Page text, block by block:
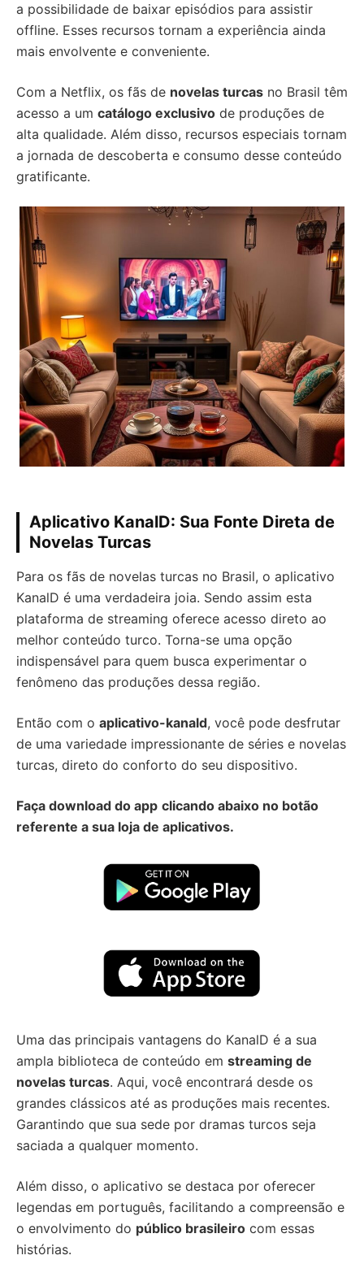
a possibilidade de baixar episódios para assistir
offline. Esses recursos tornam a experiência ainda
mais envolvente e conveniente.
Com a Netflix, os fãs de novelas turcas no Brasil têm
acesso a um catálogo exclusivo de produções de
alta qualidade. Além disso, recursos especiais tornam
a jornada de descoberta e consumo desse conteúdo
gratificante.
Aplicativo KanalD: Sua Fonte Direta de
Novelas Turcas
Para os fãs de novelas turcas no Brasil, o aplicativo
KanalD é uma verdadeira joia. Sendo assim esta
plataforma de streaming oferece acesso direto ao
melhor conteúdo turco. Torna-se uma opção
indispensável para quem busca experimentar o
fenômeno das produções dessa região.
Então com o aplicativo-kanald, você pode desfrutar
de uma variedade impressionante de séries e novelas
turcas, direto do conforto do seu dispositivo.
Faça download do app clicando abaixo no botão
referente a sua loja de aplicativos.
Uma das principais vantagens do KanalD é a sua
ampla biblioteca de conteúdo em streaming de
novelas turcas. Aqui, você encontrará desde os
grandes clássicos até as produções mais recentes.
Garantindo que sua sede por dramas turcos seja
saciada a qualquer momento.
Além disso, o aplicativo se destaca por oferecer
legendas em português, facilitando a compreensão e
o envolvimento do público brasileiro com essas
histórias.